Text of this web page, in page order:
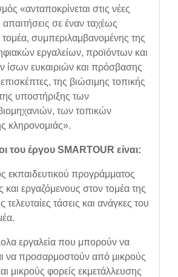
«ανταποκρίνεται στις νέες
σε έναν ταχέως
συμπεριλαμβανομένης της
εργαλείων, προϊόντων και
ίσων ευκαιριών και πρόσβασης
της βιώσιμης τοπικής
υποστήριξης των
των τοπικών
κληρονομιάς».
του έργου SMARTOUR είναι:
εκπαιδευτικού προγράμματος
και εργαζόμενους στον τομέα της
τάσεις και ανάγκες του
εργαλεία που μπορούν να
να προσαρμοστούν από μικρούς
μικρούς φορείς εκμετάλλευσης